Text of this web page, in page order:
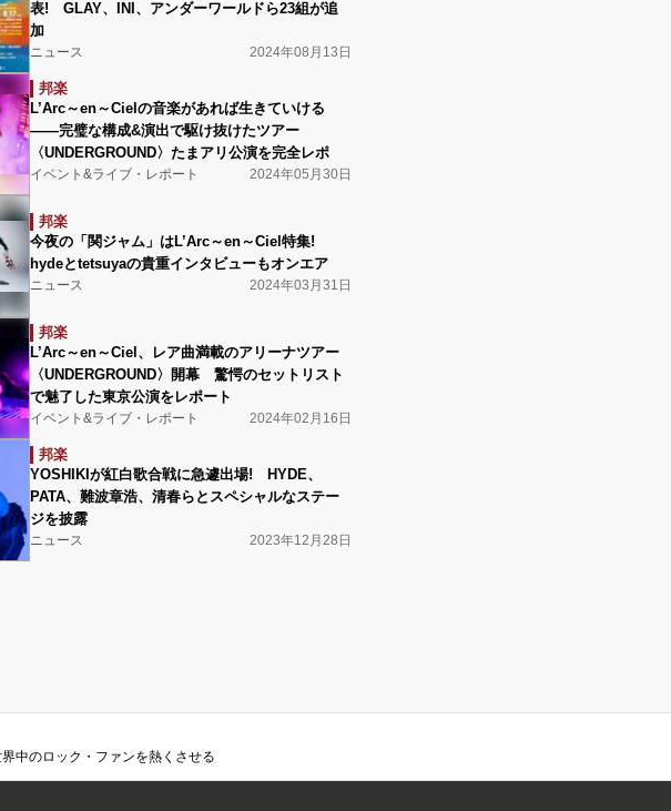
表! GLAY、INI、アンダーワールドら23組が追
加
ニュース 2024年08月13日
邦楽
L’Arc～en～Cielの音楽があれば生きていける
――完璧な構成&演出で駆け抜けたツアー
〈UNDERGROUND〉たまアリ公演を完全レポ
イベント&ライブ・レポート 2024年05月30日
邦楽
今夜の「関ジャム」はL’Arc～en～Ciel特集!
hydeとtetsuyaの貴重インタビューもオンエア
ニュース 2024年03月31日
邦楽
L’Arc～en～Ciel、レア曲満載のアリーナツアー
〈UNDERGROUND〉開幕 驚愕のセットリスト
で魅了した東京公演をレポート
イベント&ライブ・レポート 2024年02月16日
邦楽
YOSHIKIが紅白歌合戦に急遽出場! HYDE、
PATA、難波章浩、清春らとスペシャルなステー
ジを披露
ニュース 2023年12月28日
中のロック・ファンを熱くさせる